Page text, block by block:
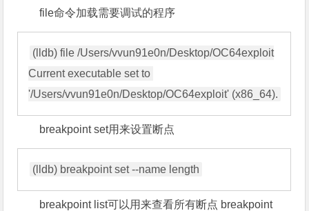
file命令加载需要调试的程序
(lldb) file /Users/vvun91e0n/Desktop/OC64exploit
Current executable set to
breakpoint set用来设置断点
breakpoint list可以用来查看所有断点 breakpoint